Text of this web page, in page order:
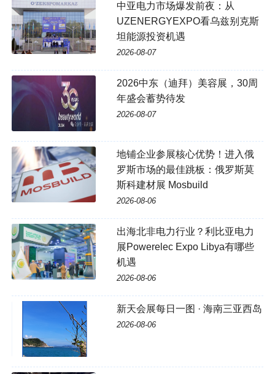
中亚电力市场爆发前夜：从
UZENERGYEXPO看乌兹别克斯
坦能源投资机遇
2026-08-07
2026中东（迪拜）美容展，30周
年盛会蓄势待发
2026-08-07
地铺企业参展核心优势！进入俄
罗斯市场的最佳跳板：俄罗斯莫
斯科建材展 Mosbuild
2026-08-06
出海北非电力行业？利比亚电力
展Powerelec Expo Libya有哪些
机遇
2026-08-06
新天会展每日一图 · 海南三亚西岛
2026-08-06